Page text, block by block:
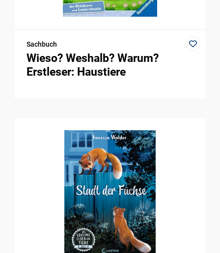
Sachbuch
Wieso? Weshalb? Warum?
Erstleser: Haustiere